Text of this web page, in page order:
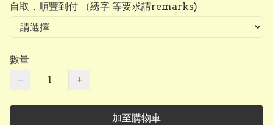
自取，順豐到付 （綉字 等要求請remarks)
數量
−
+
加至購物車